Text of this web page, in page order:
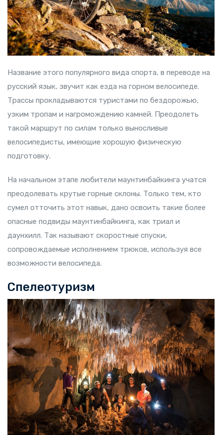
Название этого популярного вида спорта, в переводе на
русский язык, звучит как езда на горном велосипеде.
Трассы прокладываются туристами по бездорожью,
узким тропам и нагромождению камней. Преодолеть
такой маршрут по силам только выносливые
велосипедисты, имеющие хорошую физическую
подготовку.
На начальном этапе любители маунтинбайкинга учатся
преодолевать крутые горные склоны. Только тем, кто
сумел отточить этот навык, дано освоить такие более
опасные подвиды маунтинбайкинга, как триал и
даунхилл. Так называют скоростные спуски,
сопровождаемые исполнением трюков, используя все
возможности велосипеда.
Спелеотуризм